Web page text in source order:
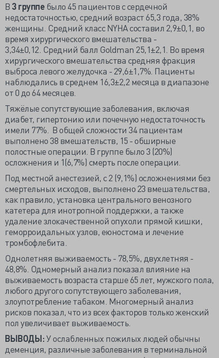
В 3 группе было 45 пациентов с сердечной
недостаточностью, средний возраст 65,3 года, 38%
женщины. Средний класс NYHA составил 2,9±0,1, во
время хирургического вмешательства -
3,34±0,12. Средний балл Goldman 25,1±2,1. Во время
хирургического вмешательства средняя фракция
выброса левого желудочка - 29,6±1,7%. Пациенты
наблюдались в среднем 16,3±2,2 месяца в диапазоне
от 0 до 64 месяцев.
Тяжёлые сопутствующие заболевания, включая
диабет, гипертонию или почечную недостаточность
имели 77%. В общей сложности 34 пациентам
выполнено 38 вмешательств, 15 - обширные
полостные операции. В группе было 3 (20%)
осложнения и 1(6,7%) смерть после операции.
Под местной анестезией, с 2 (9,1%) осложнениями без
смертельных исходов, выполнено 23 вмешательства,
как правило, установка центрального венозного
катетера для инотропной поддержки, а также
удаление злокачественной опухоли прямой кишки,
геморроидальных узлов, еюностома и лечение
тромбофлебита.
Однолетняя выживаемость - 78,5%, двухлетняя -
48,8%. Одномерный анализ показал влияние на
выживаемость возраста старше 65 лет, мужского пола,
любого другого сопутствующего заболевания,
злоупотребление табаком. Многомерный анализ
рисков показал, что из всех факторов только женский
пол увеличивает выживаемость.
ВЫВОДЫ:У ослабленных пожилых людей обычны
деменция, различные заболевания в терминальной